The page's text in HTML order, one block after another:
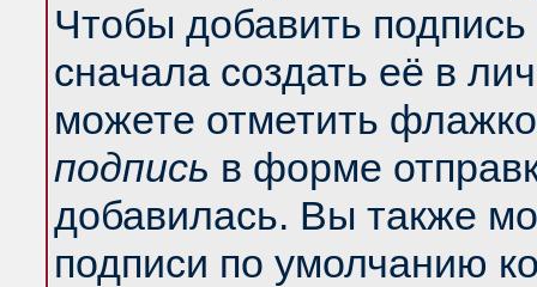
Чтобы добавить
сначала создать её в
можете отметить
подпись в форме
добавилась. Вы также
подписи по умолчанию